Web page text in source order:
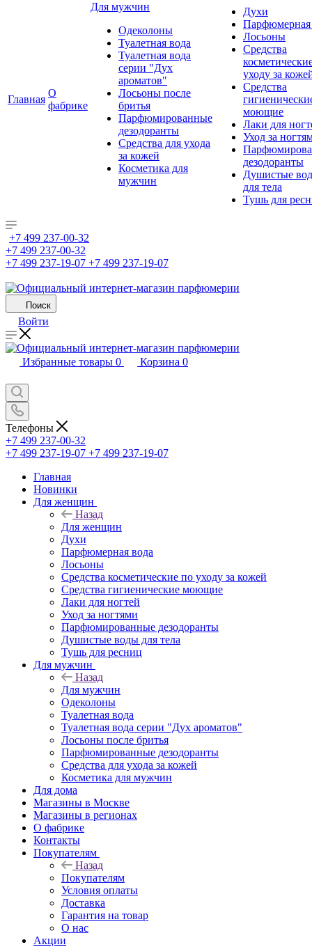
Главная
О
фабрике
Для мужчин
Одеколоны
Туалетная вода
Туалетная вода
серии "Дух
ароматов"
Лосьоны после
бритья
Парфюмированные
дезодоранты
Средства для ухода
за кожей
Косметика для
мужчин
Духи
Парфюмерная
Лосьоны
Средства
уходу за
Средства
моющие
Лаки для
Уход за
дезодоранты
Душистые
для тела
Тушь для
+7 499 237-00-32
+7 499 237-00-32
+7 499 237-19-07 +7 499 237-19-07
Поиск
Войти
Избранные товары 0 Корзина 0
Телефоны
+7 499 237-00-32
+7 499 237-19-07 +7 499 237-19-07
Главная
Новинки
Для женщин
Назад
Для женщин
Духи
Парфюмерная вода
Лосьоны
Средства косметические по уходу за кожей
Средства гигиенические моющие
Лаки для ногтей
Уход за ногтями
Парфюмированные дезодоранты
Душистые воды для тела
Тушь для ресниц
Для мужчин
Назад
Для мужчин
Одеколоны
Туалетная вода
Туалетная вода серии "Дух ароматов"
Лосьоны после бритья
Парфюмированные дезодоранты
Средства для ухода за кожей
Косметика для мужчин
Для дома
Магазины в Москве
Магазины в регионах
О фабрике
Контакты
Покупателям
Назад
Покупателям
Условия оплаты
Доставка
Гарантия на товар
О нас
Акции